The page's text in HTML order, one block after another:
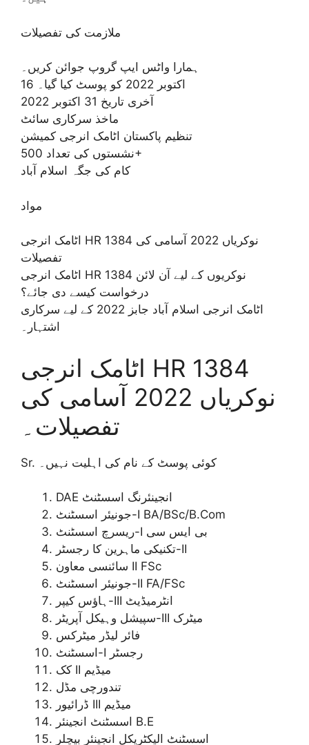
ملازمت کی تفصیلات
ہمارا واٹس ایپ گروپ جوائن کریں۔
16 اکتوبر 2022 کو پوسٹ کیا گیا۔
آخری تاریخ 31 اکتوبر 2022
ماخذ سرکاری سائٹ
تنظیم پاکستان اٹامک انرجی کمیشن
نشستوں کی تعداد 500+
کام کی جگہ اسلام آباد
مواد
اٹامک انرجی HR 1384 نوکریاں 2022 آسامی کی
تفصیلات
اٹامک انرجی HR 1384 نوکریوں کے لیے آن لائن
درخواست کیسے دی جائے؟
اٹامک انرجی اسلام آباد جابز 2022 کے لیے سرکاری
اشتہار۔
اٹامک انرجی HR 1384
نوکریاں 2022 آسامی کی
تفصیلات۔
Sr. کوئی پوسٹ کے نام کی اہلیت نہیں۔
DAE انجینئرنگ اسسٹنٹ
جونیئر اسسٹنٹ-I BA/BSc/B.Com
ریسرچ اسسٹنٹ-I بی ایس سی
تکنیکی ماہرین کا رجسٹر-II
سائنسی معاون II FSc
جونیئر اسسٹنٹ-II FA/FSc
ہاؤس کیپر-III انٹرمیڈیٹ
سپیشل وہیکل آپریٹر-III میٹرک
فائر لیڈر میٹرکس
اسسٹنٹ-I رجسٹر
کک II میڈیم
تندورچی مڈل
ڈرائیور III میڈیم
اسسٹنٹ انجینئر B.E
اسسٹنٹ الیکٹریکل انجینئر بیچلر